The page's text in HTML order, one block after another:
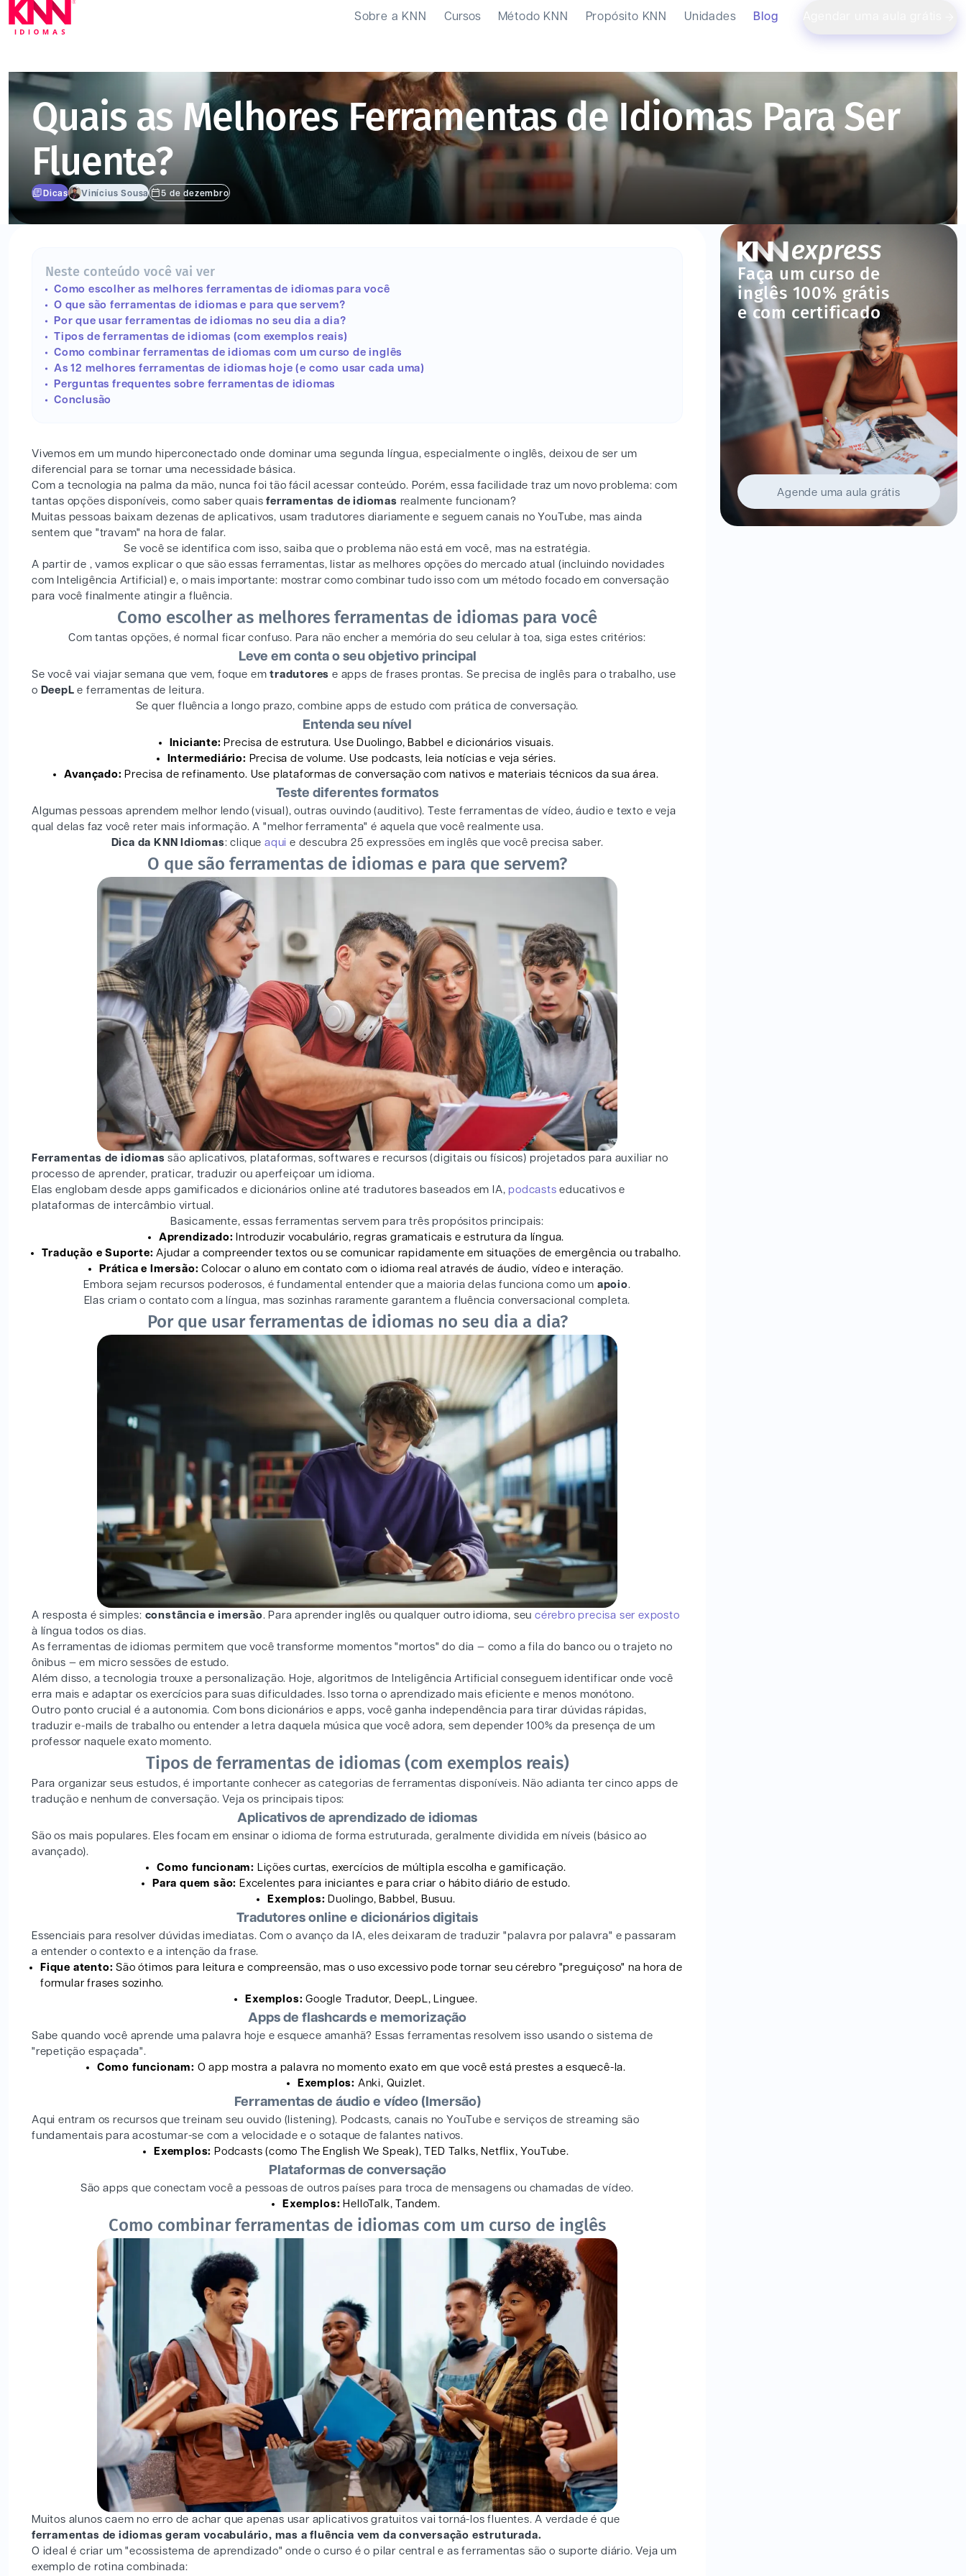
Sobre a KNN Cursos Método KNN Propósito KNN Unidades Blog
Quais as Melhores Ferramentas de Idiomas Para Ser
Fluente?
Dicas Vinícius Sousa 5 de dezembro
Faça um curso de
inglês 100% grátis
e com certificado
Agende uma aula grátis
Neste conteúdo você vai ver
Como escolher as melhores ferramentas de idiomas para você
O que são ferramentas de idiomas e para que servem?
Por que usar ferramentas de idiomas no seu dia a dia?
Tipos de ferramentas de idiomas (com exemplos reais)
Como combinar ferramentas de idiomas com um curso de inglês
As 12 melhores ferramentas de idiomas hoje (e como usar cada uma)
Perguntas frequentes sobre ferramentas de idiomas
Conclusão
Vivemos em um mundo hiperconectado onde dominar uma segunda língua, especialmente o inglês, deixou de ser um
diferencial para se tornar uma necessidade básica.
Com a tecnologia na palma da mão, nunca foi tão fácil acessar conteúdo. Porém, essa facilidade traz um novo problema: com
tantas opções disponíveis, como saber quaisferramentas de idiomas realmente funcionam?
Muitas pessoas baixam dezenas de aplicativos, usam tradutores diariamente e seguem canais no YouTube, mas ainda
sentem que "travam" na hora de falar.
Se você se identifica com isso, saiba que o problema não está em você, mas na estratégia.
A partir de , vamos explicar o que são essas ferramentas, listar as melhores opções do mercado atual (incluindo novidades
com Inteligência Artificial) e, o mais importante: mostrar como combinar tudo isso com um método focado em conversação
para você finalmente atingir a fluência.
Como escolher as melhores ferramentas de idiomas para você
Com tantas opções, é normal ficar confuso. Para não encher a memória do seu celular à toa, siga estes critérios:
Leve em conta o seu objetivo principal
Se você vai viajar semana que vem, foque emtradutores e apps de frases prontas. Se precisa de inglês para o trabalho, use
o DeepL e ferramentas de leitura.
Se quer fluência a longo prazo, combine apps de estudo com prática de conversação.
Entenda seu nível
Iniciante: Precisa de estrutura. Use Duolingo, Babbel e dicionários visuais.
Intermediário: Precisa de volume. Use podcasts, leia notícias e veja séries.
Avançado: Precisa de refinamento. Use plataformas de conversação com nativos e materiais técnicos da sua área.
Teste diferentes formatos
Algumas pessoas aprendem melhor lendo (visual), outras ouvindo (auditivo). Teste ferramentas de vídeo, áudio e texto e veja
qual delas faz você reter mais informação. A "melhor ferramenta" é aquela que você realmente usa.
Dica da KNN Idiomas: clique aqui e descubra 25 expressões em inglês que você precisa saber.
O que são ferramentas de idiomas e para que servem?
Ferramentas de idiomas são aplicativos, plataformas, softwares e recursos (digitais ou físicos) projetados para auxiliar no
processo de aprender, praticar, traduzir ou aperfeiçoar um idioma.
Elas englobam desde apps gamificados e dicionários online até tradutores baseados em IA, podcasts educativos e
plataformas de intercâmbio virtual.
Basicamente, essas ferramentas servem para três propósitos principais:
Aprendizado: Introduzir vocabulário, regras gramaticais e estrutura da língua.
Tradução e Suporte: Ajudar a compreender textos ou se comunicar rapidamente em situações de emergência ou trabalho.
Prática e Imersão: Colocar o aluno em contato com o idioma real através de áudio, vídeo e interação.
Embora sejam recursos poderosos, é fundamental entender que a maioria delas funciona como um apoio.
Elas criam o contato com a língua, mas sozinhas raramente garantem a fluência conversacional completa.
Por que usar ferramentas de idiomas no seu dia a dia?
A resposta é simples: constância e imersão. Para aprender inglês ou qualquer outro idioma, seucérebro precisa ser exposto
à língua todos os dias.
As ferramentas de idiomas permitem que você transforme momentos "mortos" do dia — como a fila do banco ou o trajeto no
ônibus — em micro sessões de estudo.
Além disso, a tecnologia trouxe a personalização. Hoje, algoritmos de Inteligência Artificial conseguem identificar onde você
erra mais e adaptar os exercícios para suas dificuldades. Isso torna o aprendizado mais eficiente e menos monótono.
Outro ponto crucial é a autonomia. Com bons dicionários e apps, você ganha independência para tirar dúvidas rápidas,
traduzir e-mails de trabalho ou entender a letra daquela música que você adora, sem depender 100% da presença de um
professor naquele exato momento.
Tipos de ferramentas de idiomas (com exemplos reais)
Para organizar seus estudos, é importante conhecer as categorias de ferramentas disponíveis. Não adianta ter cinco apps de
tradução e nenhum de conversação. Veja os principais tipos:
Aplicativos de aprendizado de idiomas
São os mais populares. Eles focam em ensinar o idioma de forma estruturada, geralmente dividida em níveis (básico ao
avançado).
Como funcionam: Lições curtas, exercícios de múltipla escolha e gamificação.
Para quem são: Excelentes para iniciantes e para criar o hábito diário de estudo.
Exemplos: Duolingo, Babbel, Busuu.
Tradutores online e dicionários digitais
Essenciais para resolver dúvidas imediatas. Com o avanço da IA, eles deixaram de traduzir "palavra por palavra" e passaram
a entender o contexto e a intenção da frase.
Fique atento: São ótimos para leitura e compreensão, mas o uso excessivo pode tornar seu cérebro "preguiçoso" na hora de
formular frases sozinho.
Exemplos: Google Tradutor, DeepL, Linguee.
Apps de flashcards e memorização
Sabe quando você aprende uma palavra hoje e esquece amanhã? Essas ferramentas resolvem isso usando o sistema de
"repetição espaçada".
Como funcionam: O app mostra a palavra no momento exato em que você está prestes a esquecê-la.
Exemplos: Anki, Quizlet.
Ferramentas de áudio e vídeo (Imersão)
Aqui entram os recursos que treinam seu ouvido (listening). Podcasts, canais no YouTube e serviços de streaming são
fundamentais para acostumar-se com a velocidade e o sotaque de falantes nativos.
Exemplos: Podcasts (como The English We Speak), TED Talks, Netflix, YouTube.
Plataformas de conversação
São apps que conectam você a pessoas de outros países para troca de mensagens ou chamadas de vídeo.
Exemplos: HelloTalk, Tandem.
Como combinar ferramentas de idiomas com um curso de inglês
Muitos alunos caem no erro de achar que apenas usar aplicativos gratuitos vai torná-los fluentes. A verdade é que
ferramentas de idiomas geram vocabulário, mas a fluência vem da conversação estruturada.
O ideal é criar um "ecossistema de aprendizado" onde o curso é o pilar central e as ferramentas são o suporte diário. Veja um
exemplo de rotina combinada: